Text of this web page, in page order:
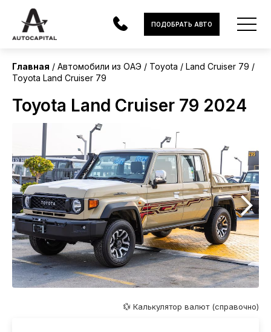
АВТОМОБИЛИ
ЭЛЕКТРОМОБИЛИ
В НАЛИЧИИ
МОТОЦИКЛЫ
УСЛУГИ
ЛИЗИНГ
НОВОСТИ
ОТЗЫВЫ
ПОДОБРАТЬ АВТО
Главная Автомобили из ОАЭ Toyota
Land Cruiser 79
Toyota Land Cruiser 79
Toyota Land Cruiser 79 2024
Без пробега
💱 Калькулятор валют (справочно)